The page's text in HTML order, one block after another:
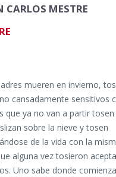
CARLOS MESTRE
mueren en invierno,
cansadamente sensitivos
que ya no van a partir
sobre la nieve y tosen
de la vida con la
alguna vez tosieron
Uno sabe donde